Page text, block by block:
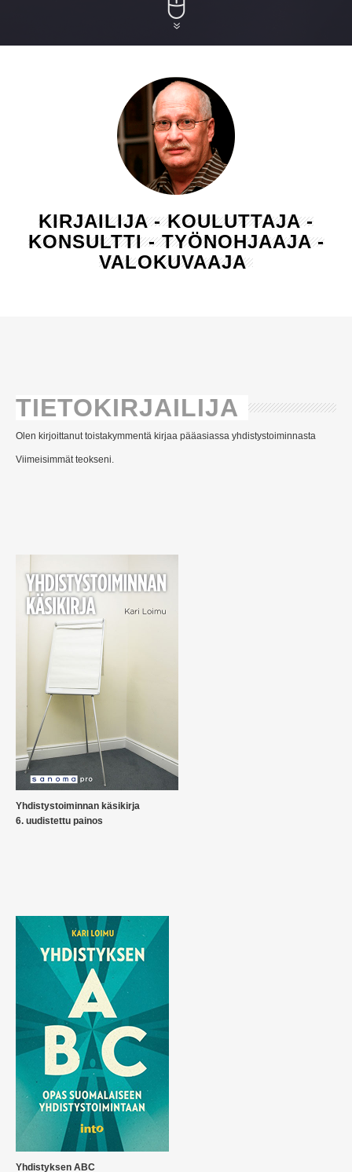
KIRJAILIJA - KOULUTTAJA -
KONSULTTI - TYÖNOHJAAJA -
VALOKUVAAJA
TIETOKIRJAILIJA
Olen kirjoittanut toistakymmentä kirjaa pääasiassa yhdistystoiminnasta
Viimeisimmät teokseni.
Yhdistystoiminnan käsikirja
6. uudistettu painos
Yhdistyksen ABC